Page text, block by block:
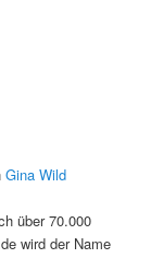
Gina Wild
über 70.000
wird der Name